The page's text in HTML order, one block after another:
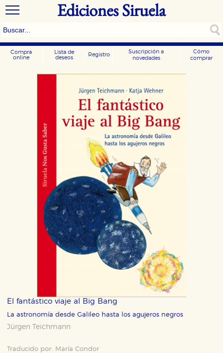
Ediciones Siruela
Compra
online
Lista de
deseos
Registro
Suscripción a
novedades
Cómo
comprar
El fantástico viaje al Big Bang
La astronomía desde Galileo hasta los agujeros negros
Jürgen Teichmann
Traducido por:
María Condor